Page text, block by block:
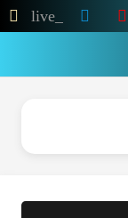
live_tv